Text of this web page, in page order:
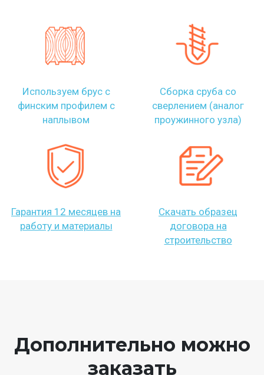
Используем брус с
финским профилем с
наплывом
Сборка сруба со
сверлением (аналог
проужинного узла)
Гарантия 12 месяцев на
работу и материалы
Скачать образец
договора на
строительство
Дополнительно можно
заказать